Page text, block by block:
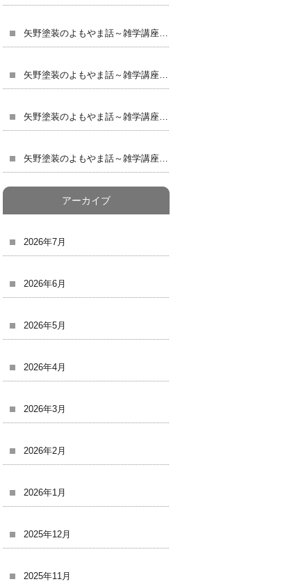
矢野塗装のよもやま話～雑学講座３９～
矢野塗装のよもやま話～雑学講座３８～
矢野塗装のよもやま話～雑学講座３７～
矢野塗装のよもやま話～雑学講座３６～
アーカイブ
2026年7月
2026年6月
2026年5月
2026年4月
2026年3月
2026年2月
2026年1月
2025年12月
2025年11月